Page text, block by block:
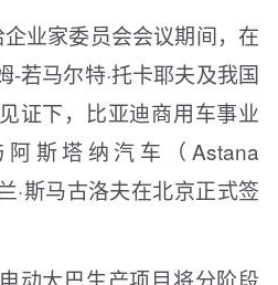
业家委员会会议期间，在
-若马尔特·托卡耶夫及我国
证下，比亚迪商用车事业
斯塔纳汽车（Astana
·斯马古洛夫在北京正式签
动大巴生产项目将分阶段